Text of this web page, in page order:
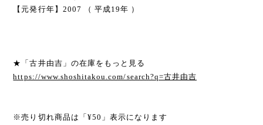
【元発行年】2007 （ 平成19年 ）
★「古井由吉」の在庫をもっと見る
https://www.shoshitakou.com/search?q=古井由吉
※売り切れ商品は「¥50」表示になります